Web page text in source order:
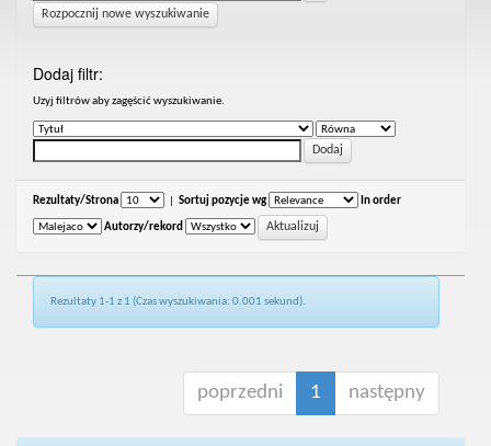
Rozpocznij nowe wyszukiwanie
Dodaj filtr:
Uzyj filtrów aby zagęścić wyszukiwanie.
Rezultaty/Strona Sortuj pozycje wg In order
Autorzy/rekord
Rezultaty 1-1 z 1 (Czas wyszukiwania: 0.001 sekund).
poprzedni 1 następny